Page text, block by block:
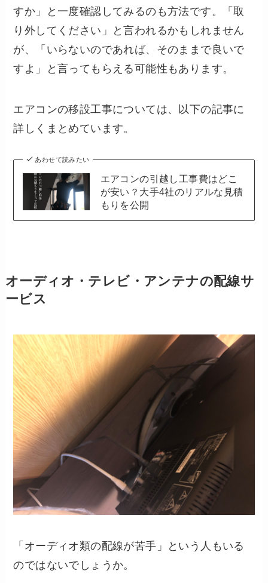
すか」と一度確認してみるのも方法です。「取
り外してください」と言われるかもしれません
が、「いらないのであれば、そのままで良いで
すよ」と言ってもらえる可能性もあります。
エアコンの移設工事については、以下の記事に
詳しくまとめています。
あわせて読みたい
エアコンの引越し工事費はどこ
が安い？大手4社のリアルな見積
もりを公開
オーディオ・テレビ・アンテナの配線サ
ービス
「オーディオ類の配線が苦手」という人もいる
のではないでしょうか。